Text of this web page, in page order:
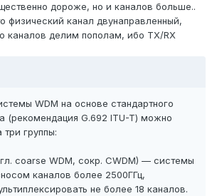
дороже, но и каналов больше..
физический канал двунаправленный,
каналов делим пополам, ибо TX/RX
WDM на основе стандартного
(рекомендация G.692 ITU-T) можно
три группы:
сoarse WDM, сокр. CWDM) — системы
каналов более 2500ГГц,
не более 18 каналов.